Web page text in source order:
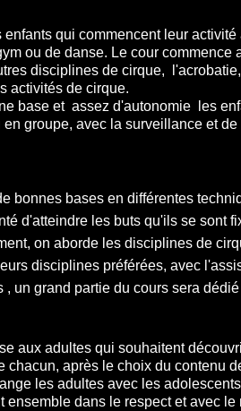
qui commencent leur
ou de danse. Le cour commence
disciplines de cirque,
activités de cirque.
base et assez d'autonomie les
groupe, avec la surveillance et
bonnes bases en différentes
d'atteindre les buts qu'ils
on aborde les disciplines de
disciplines préférées, avec
un grand partie du cours sera
aux adultes qui souhaitent
après le choix du contenu
les adultes avec les
dans le respect et avec le